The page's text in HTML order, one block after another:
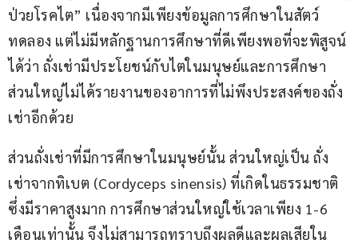
ป่วยโรคไต” เนื่องจากมีเพียงข้อมูลการศึกษาในสัตว์
ทดลอง แต่ไม่มีหลักฐานการศึกษาที่ดีเพียงพอที่จะพิสูจน์
ได้ว่า ถั่งเช่ามีประโยชน์กับไตในมนุษย์และการศึกษา
ส่วนใหญ่ไม่ได้รายงานของอาการที่ไม่พึงประสงค์ของถั่ง
เช่าอีกด้วย
ส่วนถั่งเช่าที่มีการศึกษาในมนุษย์นั้น ส่วนใหญ่เป็น ถั่ง
เช่าจากทิเบต (Cordyceps sinensis) ที่เกิดในธรรมชาติ
ซึ่งมีราคาสูงมาก การศึกษาส่วนใหญ่ใช้เวลาเพียง 1-6
เดือนเท่านั้น จึงไม่สามารถทราบถึงผลดีและผลเสียใน